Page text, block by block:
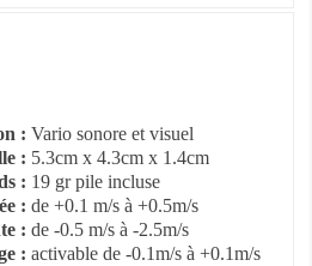
: Vario sonore et visuel
: 5.3cm x 4.3cm x 1.4cm
: 19 gr pile incluse
: de +0.1 m/s à +0.5m/s
: de -0.5 m/s à -2.5m/s
: activable de -0.1m/s à +0.1m/s